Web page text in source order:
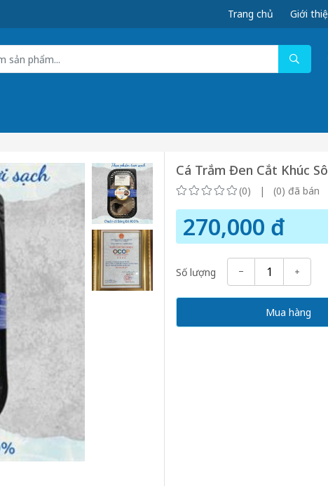
Trang chủ Giới
Cá Trắm Đen Cắt Khúc
(0) | (0) đã bán
270,000 đ
Số lượng
Mua hàng